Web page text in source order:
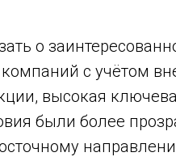
о
с учётом
высокая
были более